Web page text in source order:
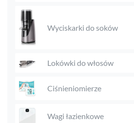
Wyciskarki do soków
Lokówki do włosów
Ciśnieniomierze
Wagi łazienkowe